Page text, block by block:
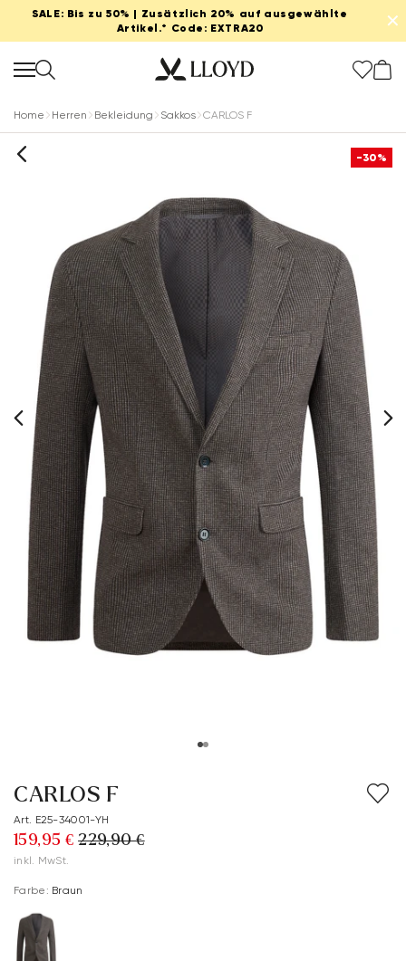
SALE: Bis zu 50% | Zusätzlich 20% auf ausgewählte
Artikel.* Code: EXTRA20
✕
Home Herren Bekleidung Sakkos CARLOS F
-30%
CARLOS F
Art. E25-34001-YH
159,95 € 229,90 €
inkl. MwSt.
Farbe: Braun